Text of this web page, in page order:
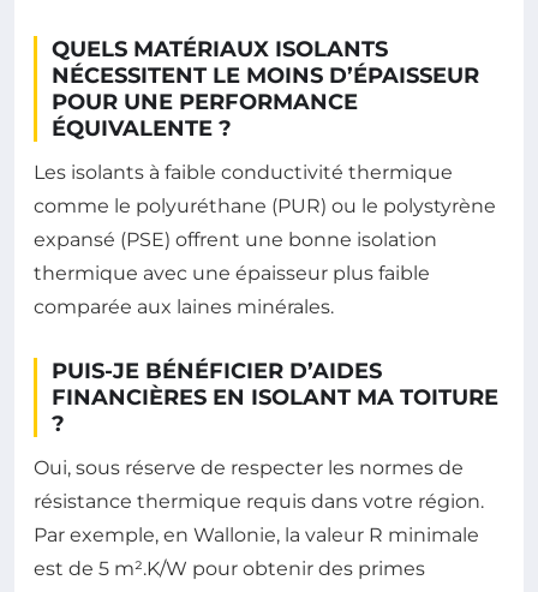
QUELS MATÉRIAUX ISOLANTS
NÉCESSITENT LE MOINS D’ÉPAISSEUR
POUR UNE PERFORMANCE
ÉQUIVALENTE ?
Les isolants à faible conductivité thermique
comme le polyuréthane (PUR) ou le polystyrène
expansé (PSE) offrent une bonne isolation
thermique avec une épaisseur plus faible
comparée aux laines minérales.
PUIS-JE BÉNÉFICIER D’AIDES
FINANCIÈRES EN ISOLANT MA TOITURE
?
Oui, sous réserve de respecter les normes de
résistance thermique requis dans votre région.
Par exemple, en Wallonie, la valeur R minimale
est de 5 m².K/W pour obtenir des primes